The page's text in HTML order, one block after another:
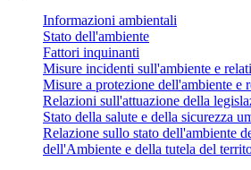
Informazioni ambientali
Stato dell'ambiente
Fattori inquinanti
Misure incidenti sull'ambiente e
Misure a protezione dell'ambiente e
Relazioni sull'attuazione della
Stato della salute e della sicurezza
Relazione sullo stato dell'ambiente
dell'Ambiente e della tutela del